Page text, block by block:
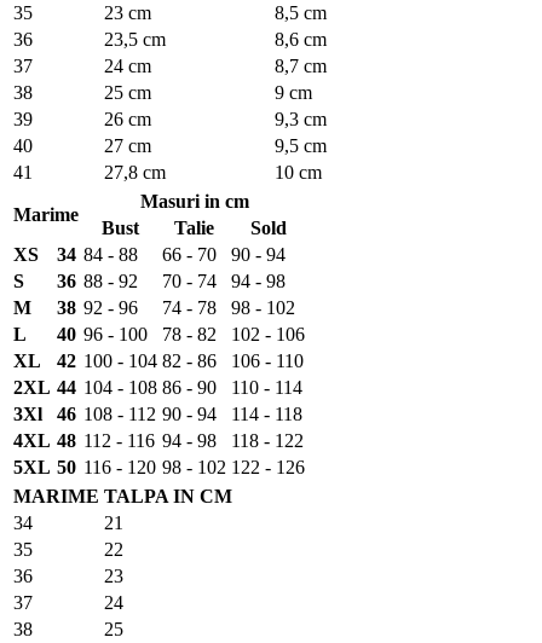
35
23 cm
8,5 cm
36
23,5 cm
8,6 cm
37
24 cm
8,7 cm
38
25 cm
9 cm
39
26 cm
9,3 cm
40
27 cm
9,5 cm
41
27,8 cm 10 cm
Marime
Masuri in cm
Bust
Talie
Sold
XS
34 84 - 88 66 - 70
90 - 94
S
36 88 - 92 70 - 74
94 - 98
M
38 92 - 96 74 - 78
98 - 102
L
40 96 - 100 78 - 82
102 - 106
XL
42 100 - 104 82 - 86
106 - 110
2XL 44 104 - 108 86 - 90
110 - 114
3Xl
46 108 - 112 90 - 94
114 - 118
4XL 48 112 - 116 94 - 98
118 - 122
5XL 50 116 - 120 98 - 102 122 - 126
MARIME TALPA IN CM
34
21
35
22
36
23
37
24
38
25